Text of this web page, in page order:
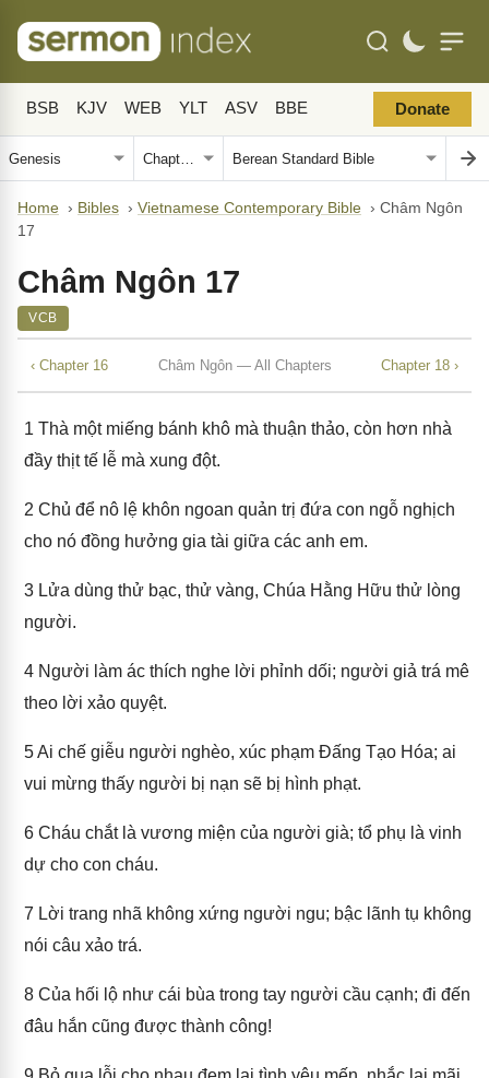
BSB KJV WEB YLT ASV BBE Donate
Home › Bibles › Vietnamese Contemporary Bible › Châm Ngôn
17
Châm Ngôn 17
VCB
‹ Chapter 16 Châm Ngôn — All Chapters Chapter 18 ›
1 Thà một miếng bánh khô mà thuận thảo, còn hơn nhà
đầy thịt tế lễ mà xung đột.
2 Chủ để nô lệ khôn ngoan quản trị đứa con ngỗ nghịch
cho nó đồng hưởng gia tài giữa các anh em.
3 Lửa dùng thử bạc, thử vàng, Chúa Hằng Hữu thử lòng
người.
4 Người làm ác thích nghe lời phỉnh dối; người giả trá mê
theo lời xảo quyệt.
5Ai chế giễu người nghèo, xúc phạm Đấng Tạo Hóa; ai
vui mừng thấy người bị nạn sẽ bị hình phạt.
6 Cháu chắt là vương miện của người già; tổ phụ là vinh
dự cho con cháu.
7 Lời trang nhã không xứng người ngu; bậc lãnh tụ không
nói câu xảo trá.
8 Của hối lộ như cái bùa trong tay người cầu cạnh; đi đến
đâu hắn cũng được thành công!